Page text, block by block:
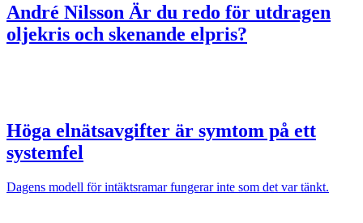
André Nilsson Är du redo för utdragen
oljekris och skenande elpris?
Höga elnätsavgifter är symtom på ett
systemfel
Dagens modell för intäktsramar fungerar inte som det var tänkt.